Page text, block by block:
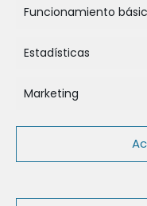
Funcionamiento
Estadísticas
Marketing
Legal
Condiciones de
Datos de Contacto